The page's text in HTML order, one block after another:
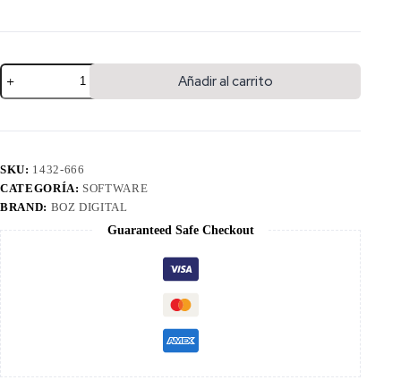
Añadir al carrito
SKU: 1432-666
CATEGORÍA: SOFTWARE
BRAND: BOZ DIGITAL
Guaranteed Safe Checkout